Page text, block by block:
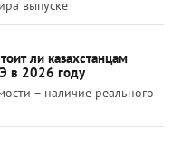
выпуске
ли казахстанцам
в 2026 году
– наличие реального